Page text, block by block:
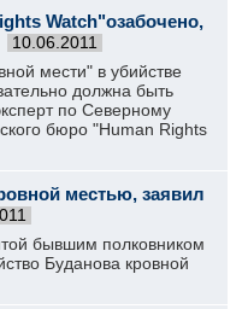
Watch"озабочено,
10.06.2011
мести" в убийстве
должна быть
по Северному
бюро "Human Rights
местью, заявил
бывшим полковником
Буданова кровной